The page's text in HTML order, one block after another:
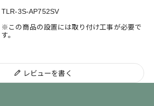
TLR-3S-AP752SV
※この商品の設置には取り付け工事が必要で
す。
レビューを書く